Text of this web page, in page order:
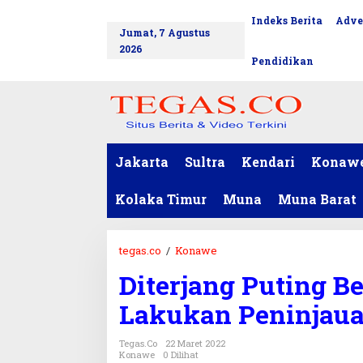
Jumat, 7 Agustus
2026
Indeks Berita
Pendidikan
Jakarta Sultra Kendari
Kolaka Timur Muna Muna Barat
tegas.co / Konawe
e
r
a
Diterjang Puting
Lakukan
Tegas.co
22 Maret 2022
Konawe
0 Dilihat